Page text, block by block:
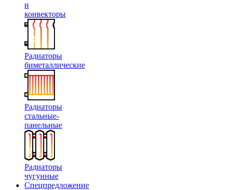
и
конвекторы
Радиаторы
биметаллические
Радиаторы
стальные-
панельные
Радиаторы
чугунные
Спецпредложение